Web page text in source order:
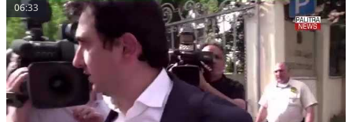
06:33